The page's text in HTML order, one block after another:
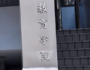
保証とISO
について
サポート